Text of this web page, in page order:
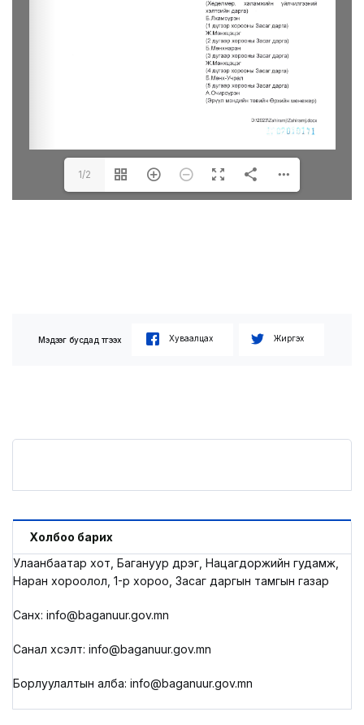
1/2
Мэдээг бусдад түгээх Хуваалцах Жиргэх
Холбоо барих
Улаанбаатар хот, Багануур дүүрэг, Нацагдоржийн гудамж,
Наран хороолол, 1-р хороо, Засаг даргын тамгын газар
Санхүү: info@baganuur.gov.mn
Санал хүсэлт: info@baganuur.gov.mn
Борлуулалтын алба: info@baganuur.gov.mn